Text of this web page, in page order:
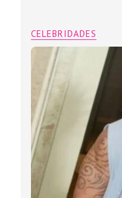
CELEBRIDADES